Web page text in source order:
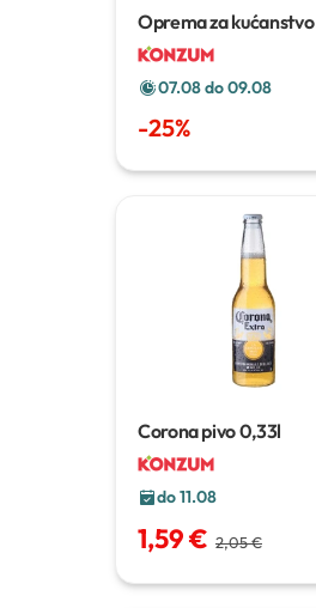
Oprema za kućanstvo
07.08 do 09.08
-25%
Corona pivo0,33l
do 11.08
1,59 € 2,05 €